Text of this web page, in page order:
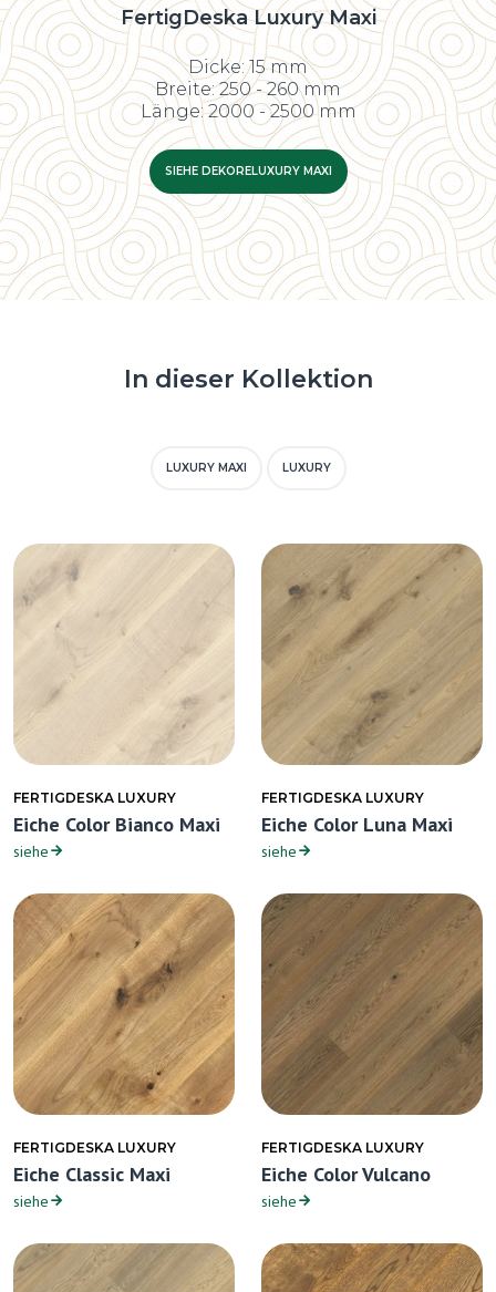
FertigDeska Luxury Maxi
Dicke: 15 mm
Breite: 250 - 260 mm
Länge: 2000 - 2500 mm
SIEHE DEKORELUXURY MAXI
In dieser Kollektion
LUXURY MAXI LUXURY
FERTIGDESKA LUXURY
Eiche Color Bianco Maxi
siehe
FERTIGDESKA LUXURY
Eiche Color Luna Maxi
siehe
FERTIGDESKA LUXURY
Eiche Classic Maxi
siehe
FERTIGDESKA LUXURY
Eiche Color Vulcano
siehe